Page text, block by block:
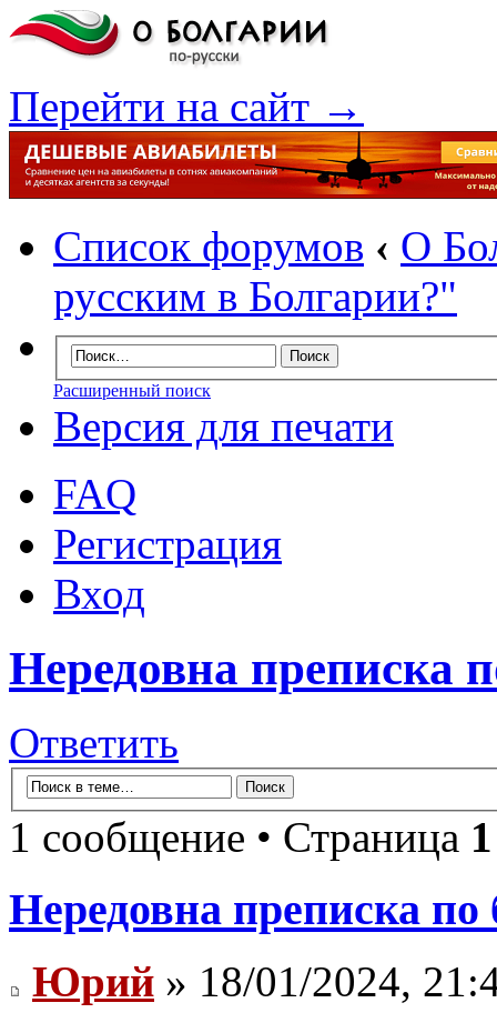
Перейти на сайт →
Список форумов ‹ О
русским в Болгарии?"
Расширенный поиск
Версия для печати
FAQ
Регистрация
Вход
Нередовна преписка
Ответить
1 сообщение • Страница 1
Нередовна преписка по
Юрий » 18/01/2024,